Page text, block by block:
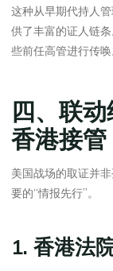
这种从早期代持人
供了丰富的证人链
些前任高管进行传唤
四、联
香港接管
美国战场的取证并
要的“情报先行”。
1. 香港法